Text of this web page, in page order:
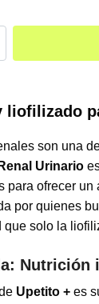
liofilizado
son una
Urinario
para ofrecer
por quienes
solo la
Upetito + es